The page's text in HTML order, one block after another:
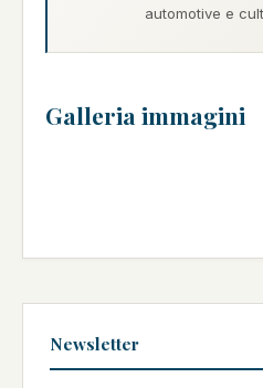
automotive e
Galleria immagini
Newsletter